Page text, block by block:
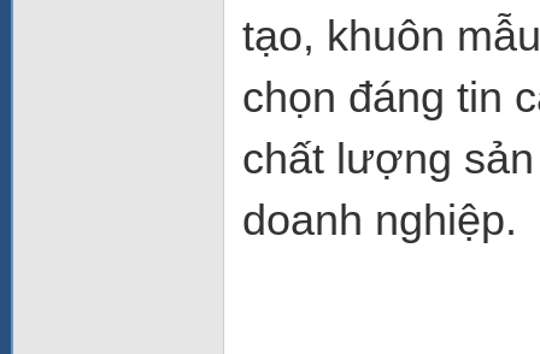
tạo, khuôn
chọn đáng tin
chất lượng
doanh nghiệp.